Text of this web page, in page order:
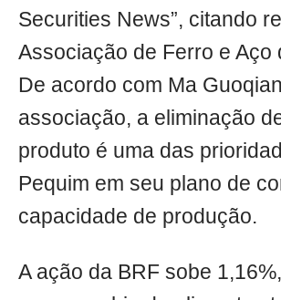
Securities News”, citando
Associação de Ferro e Aço
De acordo com Ma
associação, a eliminação
produto é uma das
Pequim em seu plano de
capacidade de produção.
A ação da BRF sobe